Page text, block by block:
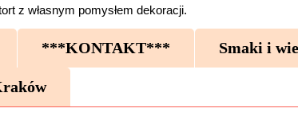
z własnym pomysłem dekoracji.
***KONTAKT*** Smaki i